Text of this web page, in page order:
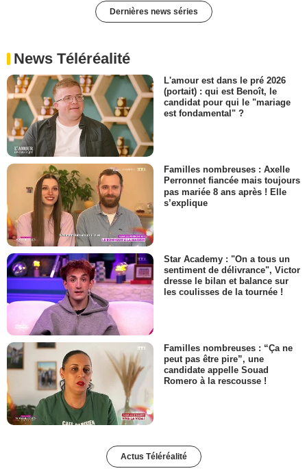
Dernières news séries
News Téléréalité
L'amour est dans le pré 2026
(portait) : qui est Benoît, le
candidat pour qui le "mariage
est fondamental" ?
Familles nombreuses : Axelle
Perronnet fiancée mais toujours
pas mariée 8 ans après ! Elle
s’explique
Star Academy : "On a tous un
sentiment de délivrance", Victor
dresse le bilan et balance sur
les coulisses de la tournée !
Familles nombreuses : “Ça ne
peut pas être pire”, une
candidate appelle Souad
Romero à la rescousse !
Actus Téléréalité